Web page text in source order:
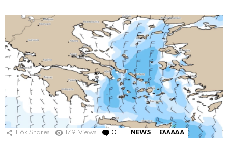
1.6k Shares 179 Views 0 Comments
NEWS ΕΛΛΑΔΑ